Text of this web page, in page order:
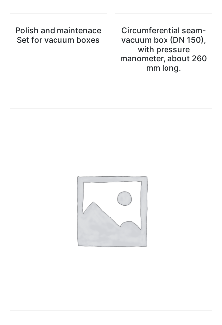
Polish and maintenace
Set for vacuum boxes
Circumferential seam-
vacuum box (DN 150),
with pressure
manometer, about 260
mm long.